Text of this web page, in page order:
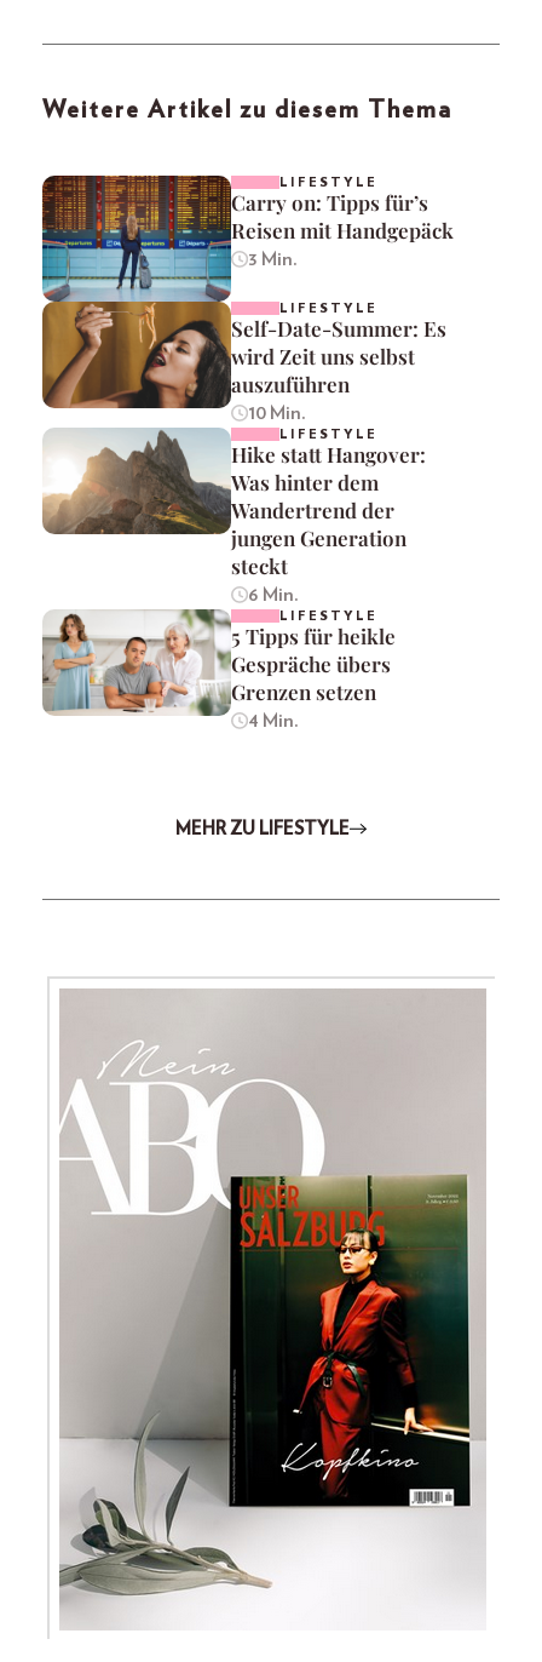
Weitere Artikel zu diesem Thema
LIFESTYLE
Carry on: Tipps für’s
Reisen mit Handgepäck
3 Min.
LIFESTYLE
Self-Date-Summer: Es
wird Zeit uns selbst
auszuführen
10 Min.
LIFESTYLE
Hike statt Hangover:
Was hinter dem
Wandertrend der
jungen Generation
steckt
6 Min.
LIFESTYLE
5 Tipps für heikle
Gespräche übers
Grenzen setzen
4 Min.
MEHR ZU LIFESTYLE